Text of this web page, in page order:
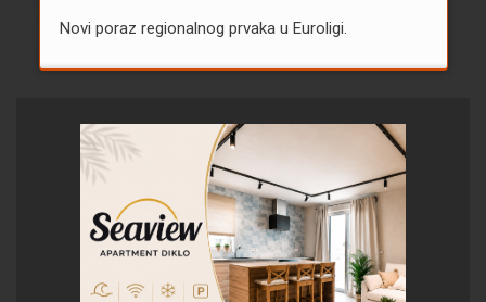
Novi poraz regionalnog prvaka u Euroligi.